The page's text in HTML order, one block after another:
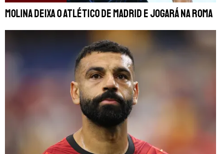
Molina deixa o Atlético de Madrid e jogará na Roma